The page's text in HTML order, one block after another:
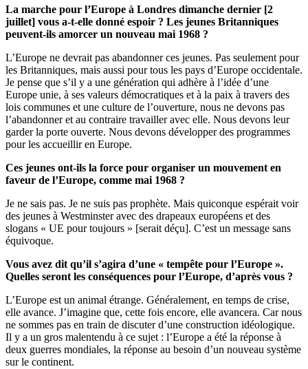
La marche pour l’Europe à Londres dimanche dernier [2
juillet] vous a-t-elle donné espoir ? Les jeunes Britanniques
peuvent-ils amorcer un nouveau mai 1968 ?
L’Europe ne devrait pas abandonner ces jeunes. Pas seulement pour
les Britanniques, mais aussi pour tous les pays d’Europe occidentale.
Je pense que s’il y a une génération qui adhère à l’idée d’une
Europe unie, à ses valeurs démocratiques et à la paix à travers des
lois communes et une culture de l’ouverture, nous ne devons pas
l’abandonner et au contraire travailler avec elle. Nous devons leur
garder la porte ouverte. Nous devons développer des programmes
pour les accueillir en Europe.
Ces jeunes ont-ils la force pour organiser un mouvement en
faveur de l’Europe, comme mai 1968 ?
Je ne sais pas. Je ne suis pas prophète. Mais quiconque espérait voir
des jeunes à Westminster avec des drapeaux européens et des
slogans « UE pour toujours » [serait déçu]. C’est un message sans
équivoque.
Vous avez dit qu’il s’agira d’une « tempête pour l’Europe ».
Quelles seront les conséquences pour l’Europe, d’après vous ?
L’Europe est un animal étrange. Généralement, en temps de crise,
elle avance. J’imagine que, cette fois encore, elle avancera. Car nous
ne sommes pas en train de discuter d’une construction idéologique.
Il y a un gros malentendu à ce sujet : l’Europe a été la réponse à
deux guerres mondiales, la réponse au besoin d’un nouveau système
sur le continent.